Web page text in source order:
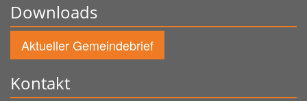
Downloads
Aktueller Gemeindebrief
Kontakt